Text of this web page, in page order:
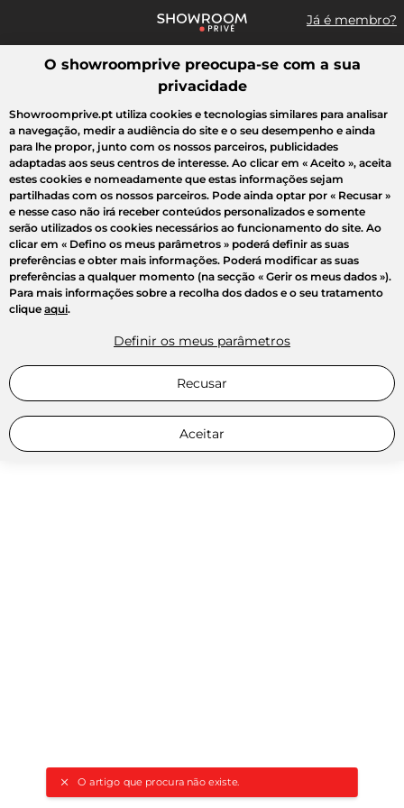
Já é membro?
Pesquisar uma marca, um artigo, uma venda...
O artigo que procura não existe.
Todas as vendas Moda Desporto Casa Criança Beleza
O showroomprive preocupa-se com a sua
privacidade
Showroomprive.pt utiliza cookies e tecnologias similares para analisar
a navegação, medir a audiência do site e o seu desempenho e ainda
para lhe propor, junto com os nossos parceiros, publicidades
adaptadas aos seus centros de interesse. Ao clicar em « Aceito », aceita
estes cookies e nomeadamente que estas informações sejam
partilhadas com os nossos parceiros. Pode ainda optar por « Recusar »
e nesse caso não irá receber conteúdos personalizados e somente
serão utilizados os cookies necessários ao funcionamento do site. Ao
clicar em « Defino os meus parâmetros » poderá definir as suas
preferências e obter mais informações. Poderá modificar as suas
preferências a qualquer momento (na secção « Gerir os meus dados »).
Para mais informações sobre a recolha dos dados e o seu tratamento
clique aqui.
Definir os meus parâmetros
Recusar
Aceitar